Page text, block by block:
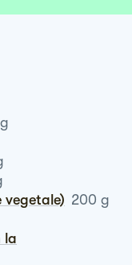
g
vegetale) 200 g